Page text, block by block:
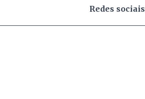
Redes sociais